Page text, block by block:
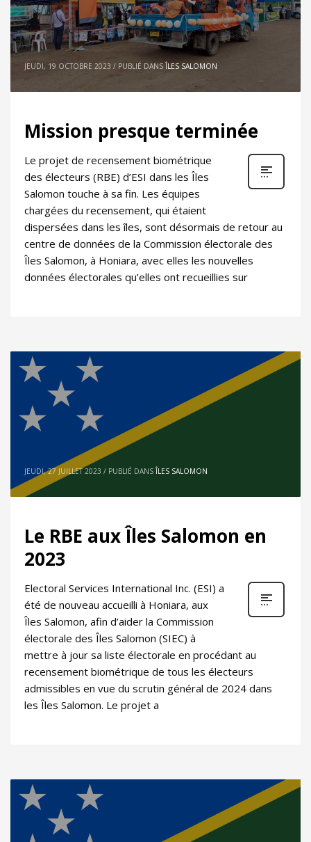
JEUDI, 19 OCTOBRE 2023 / PUBLIÉ DANS ÎLES SALOMON
Mission presque terminée
Le projet de recensement biométrique
des électeurs (RBE) d’ESI dans les Îles
Salomon touche à sa fin. Les équipes
chargées du recensement, qui étaient
dispersées dans les îles, sont désormais de retour au
centre de données de la Commission électorale des
Îles Salomon, à Honiara, avec elles les nouvelles
données électorales qu’elles ont recueillies sur
JEUDI, 27 JUILLET 2023 / PUBLIÉ DANS ÎLES SALOMON
Le RBE aux Îles Salomon en
2023
Electoral Services International Inc. (ESI) a
été de nouveau accueilli à Honiara, aux
Îles Salomon, afin d’aider la Commission
électorale des Îles Salomon (SIEC) à
mettre à jour sa liste électorale en procédant au
recensement biométrique de tous les électeurs
admissibles en vue du scrutin général de 2024 dans
les Îles Salomon. Le projet a